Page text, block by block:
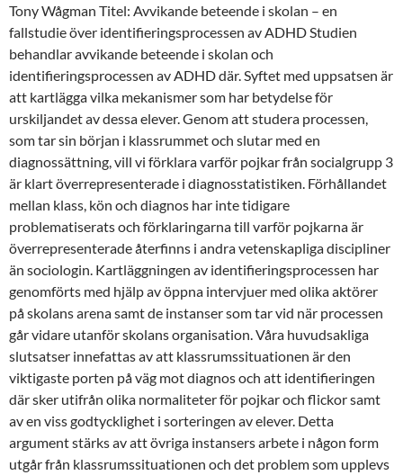
Tony Wågman Titel: Avvikande beteende i skolan – en
fallstudie över identifieringsprocessen av ADHD Studien
behandlar avvikande beteende i skolan och
identifieringsprocessen av ADHD där. Syftet med uppsatsen är
att kartlägga vilka mekanismer som har betydelse för
urskiljandet av dessa elever. Genom att studera processen,
som tar sin början i klassrummet och slutar med en
diagnossättning, vill vi förklara varför pojkar från socialgrupp 3
är klart överrepresenterade i diagnosstatistiken. Förhållandet
mellan klass, kön och diagnos har inte tidigare
problematiserats och förklaringarna till varför pojkarna är
överrepresenterade återfinns i andra vetenskapliga discipliner
än sociologin. Kartläggningen av identifieringsprocessen har
genomförts med hjälp av öppna intervjuer med olika aktörer
på skolans arena samt de instanser som tar vid när processen
går vidare utanför skolans organisation. Våra huvudsakliga
slutsatser innefattas av att klassrumssituationen är den
viktigaste porten på väg mot diagnos och att identifieringen
där sker utifrån olika normaliteter för pojkar och flickor samt
av en viss godtycklighet i sorteringen av elever. Detta
argument stärks av att övriga instansers arbete i någon form
utgår från klassrumssituationen och det problem som upplevs